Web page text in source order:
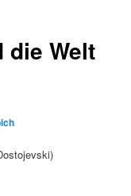
die Welt